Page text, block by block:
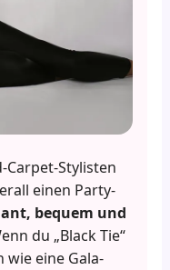
Carpet-Stylisten
einen Party-
bequem und
du „Black Tie“
eine Gala-